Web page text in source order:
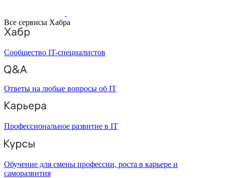
Все сервисы Хабра
Сообщество IT-специалистов
Ответы на любые вопросы об IT
Профессиональное развитие в IT
Обучение для смены профессии, роста в карьере и
саморазвития